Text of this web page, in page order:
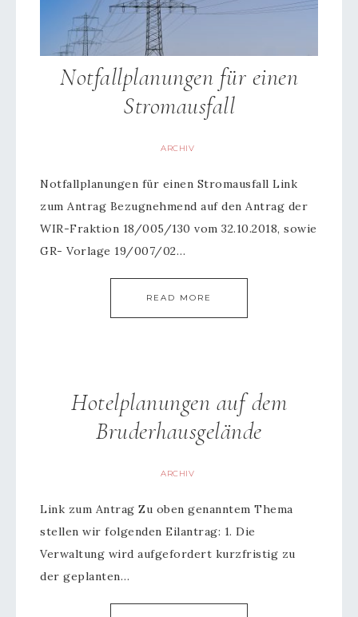
Notfallplanungen für einen
Stromausfall
ARCHIV
Notfallplanungen für einen Stromausfall Link
zum Antrag Bezugnehmend auf den Antrag der
WIR-Fraktion 18/005/130 vom 32.10.2018, sowie
GR- Vorlage 19/007/02…
READ MORE
Hotelplanungen auf dem
Bruderhausgelände
ARCHIV
Link zum Antrag Zu oben genanntem Thema
stellen wir folgenden Eilantrag: 1. Die
Verwaltung wird aufgefordert kurzfristig zu
der geplanten…